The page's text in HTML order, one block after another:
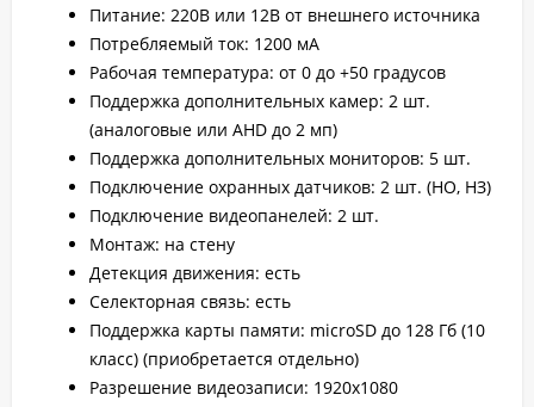
Питание: 220В или 12В от внешнего источника
Потребляемый ток: 1200 мА
Рабочая температура: от 0 до +50 градусов
Поддержка дополнительных камер: 2 шт.
(аналоговые или AHD до 2 мп)
Поддержка дополнительных мониторов: 5 шт.
Подключение охранных датчиков: 2 шт. (НО, НЗ)
Подключение видеопанелей: 2 шт.
Монтаж: на стену
Детекция движения: есть
Селекторная связь: есть
Поддержка карты памяти: microSD до 128 Гб (10
класс) (приобретается отдельно)
Разрешение видеозаписи: 1920х1080